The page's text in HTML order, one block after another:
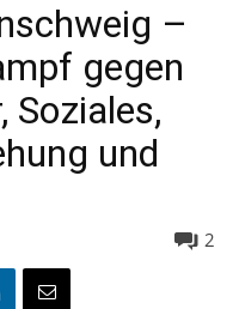
–
gegen
Soziales,
und
2